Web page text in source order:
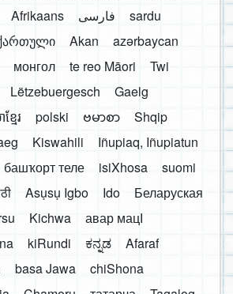
Afrikaans فارسی
sardu
Akan
azərbaycan
монгол te reo Māori
Twi
Lëtzebuergesch
Gaelg
មែរ polski ဗမာစာ
Shqip
Kiswahili
Iñupiaq, Iñupiatun
башҡорт теле isiXhosa
suomi
Asụsụ Igbo Ido
Беларуская
Kichwa
авар мацӀ
kiRundi ಕನ್ನಡ
Afaraf
basa Jawa
chiShona